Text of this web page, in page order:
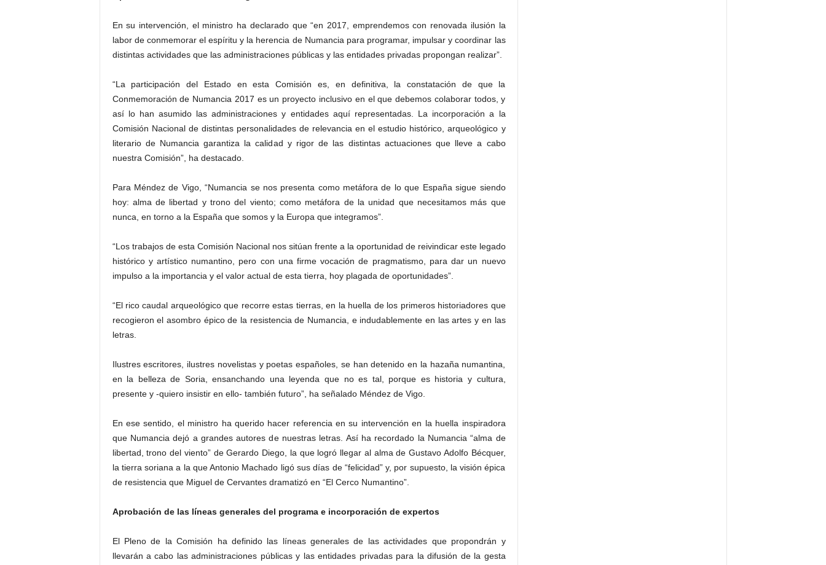
En su intervención, el ministro ha declarado que “en 2017, emprendemos con renovada ilusión la
labor de conmemorar el espíritu y la herencia de Numancia para programar, impulsar y coordinar las
distintas actividades que las administraciones públicas y las entidades privadas propongan realizar”.
“La participación del Estado en esta Comisión es, en definitiva, la constatación de que la
Conmemoración de Numancia 2017 es un proyecto inclusivo en el que debemos colaborar todos, y
así lo han asumido las administraciones y entidades aquí representadas. La incorporación a la
Comisión Nacional de distintas personalidades de relevancia en el estudio histórico, arqueológico y
literario de Numancia garantiza la calidad y rigor de las distintas actuaciones que lleve a cabo
nuestra Comisión”, ha destacado.
Para Méndez de Vigo, “Numancia se nos presenta como metáfora de lo que España sigue siendo
hoy: alma de libertad y trono del viento; como metáfora de la unidad que necesitamos más que
nunca, en torno a la España que somos y la Europa que integramos”.
“Los trabajos de esta Comisión Nacional nos sitúan frente a la oportunidad de reivindicar este legado
histórico y artístico numantino, pero con una firme vocación de pragmatismo, para dar un nuevo
impulso a la importancia y el valor actual de esta tierra, hoy plagada de oportunidades”.
“El rico caudal arqueológico que recorre estas tierras, en la huella de los primeros historiadores que
recogieron el asombro épico de la resistencia de Numancia, e indudablemente en las artes y en las
letras.
Ilustres escritores, ilustres novelistas y poetas españoles, se han detenido en la hazaña numantina,
en la belleza de Soria, ensanchando una leyenda que no es tal, porque es historia y cultura,
presente y -quiero insistir en ello- también futuro”, ha señalado Méndez de Vigo.
En ese sentido, el ministro ha querido hacer referencia en su intervención en la huella inspiradora
que Numancia dejó a grandes autores de nuestras letras. Así ha recordado la Numancia “alma de
libertad, trono del viento” de Gerardo Diego, la que logró llegar al alma de Gustavo Adolfo Bécquer,
la tierra soriana a la que Antonio Machado ligó sus días de “felicidad” y, por supuesto, la visión épica
de resistencia que Miguel de Cervantes dramatizó en “El Cerco Numantino”.
Aprobación de las líneas generales del programa e incorporación de expertos
El Pleno de la Comisión ha definido las líneas generales de las actividades que propondrán y
llevarán a cabo las administraciones públicas y las entidades privadas para la difusión de la gesta